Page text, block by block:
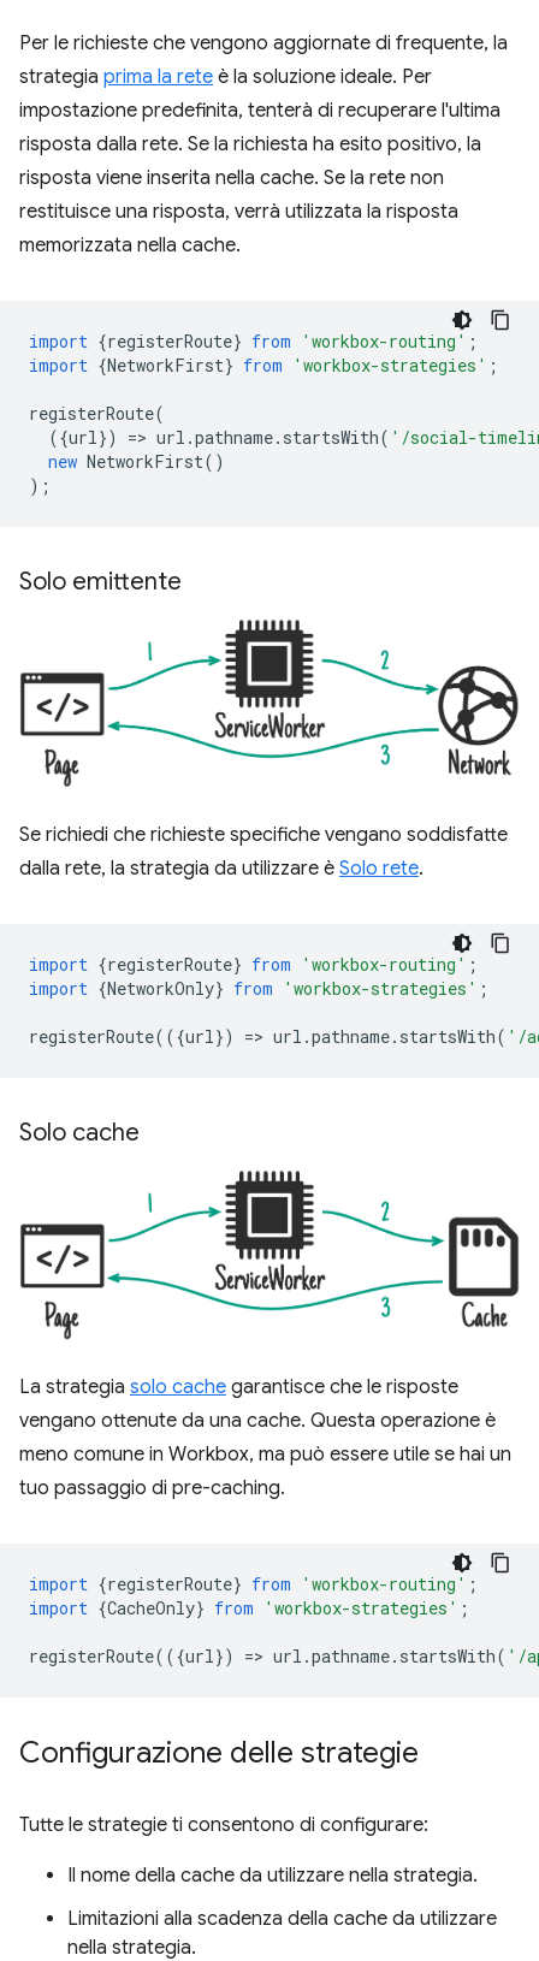
Per le richieste che vengono aggiornate di frequente, la
strategia prima la rete è la soluzione ideale. Per
impostazione predefinita, tenterà di recuperare l'ultima
risposta dalla rete. Se la richiesta ha esito positivo, la
risposta viene inserita nella cache. Se la rete non
restituisce una risposta, verrà utilizzata la risposta
memorizzata nella cache.
import {registerRoute} from 'workbox-routing' ;
import {NetworkFirst} from 'workbox-strategies' ;
registerRoute(
({url}) => url .pathname. startsWith( '/social-
new NetworkFirst()
);
Solo emittente
Se richiedi che richieste specifiche vengano soddisfatte
dalla rete, la strategia da utilizzare è Solo rete.
import {registerRoute} from 'workbox-routing' ;
import {NetworkOnly} from 'workbox-strategies' ;
registerRoute(({url}) => url .pathname. startsWith( '/
Solo cache
La strategia solo cache garantisce che le risposte
vengano ottenute da una cache. Questa operazione è
meno comune in Workbox, ma può essere utile se hai un
tuo passaggio di pre-caching.
import {registerRoute} from 'workbox-routing' ;
import {CacheOnly} from 'workbox-strategies' ;
registerRoute(({url }) => url .pathname. startsWith( '/
Configurazione delle strategie
Tutte le strategie ti consentono di configurare:
Il nome della cache da utilizzare nella strategia.
Limitazioni alla scadenza della cache da utilizzare
nella strategia.